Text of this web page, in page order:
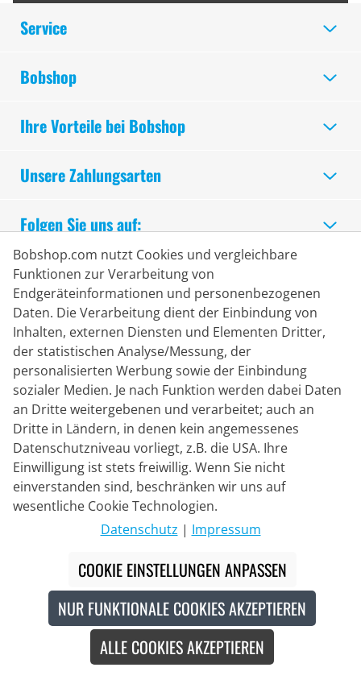
Service
Bobshop
Ihre Vorteile bei Bobshop
Unsere Zahlungsarten
Livechat
Mo - Fr: 8:30 bis 16:00 (MEZ)
Whatsapp
Folgen Sie uns auf:
Sicheres Einkaufen
Lieferpartner
Bobshop.com nutzt Cookies und vergleichbare
Funktionen zur Verarbeitung von
Endgeräteinformationen und personenbezogenen
Daten. Die Verarbeitung dient der Einbindung von
Inhalten, externen Diensten und Elementen Dritter,
der statistischen Analyse/Messung, der
personalisierten Werbung sowie der Einbindung
sozialer Medien. Je nach Funktion werden dabei Daten
an Dritte weitergebenen und verarbeitet; auch an
Dritte in Ländern, in denen kein angemessenes
Datenschutzniveau vorliegt, z.B. die USA. Ihre
Einwilligung ist stets freiwillig. Wenn Sie nicht
einverstanden sind, beschränken wir uns auf
wesentliche Cookie Technologien.
Datenschutz | Impressum
COOKIE EINSTELLUNGEN ANPASSEN
NUR FUNKTIONALE COOKIES AKZEPTIEREN
ALLE COOKIES AKZEPTIEREN